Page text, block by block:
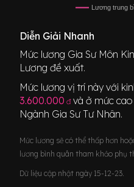
Lương trung
Diễn Giải Nhanh
Mức lương Gia Sư Môn
Lương đề xuất.
Mức lương vị trí này với
3.600.000 đ và ở mức
Ngành Gia Sư Tư Nhân.
Mức lương sẽ có thể thấp hơn
lương bình quân tham khảo phụ
Dữ liệu cập nhật ngày 15-12-23.